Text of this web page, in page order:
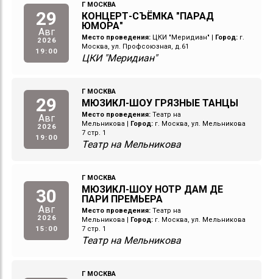
29
Авг
2026
19:00
Г МОСКВА
КОНЦЕРТ-СЪЁМКА "ПАРАД
ЮМОРА"
Место проведения: ЦКИ "Меридиан" Город: г.
Москва, ул. Профсоюзная, д.61
ЦКИ "Меридиан"
29
Авг
2026
19:00
Г МОСКВА
МЮЗИКЛ-ШОУ ГРЯЗНЫЕ ТАНЦЫ
Место проведения: Театр на
Мельникова
Город: г. Москва, ул. Мельникова
7 стр. 1
Театр на Мельникова
30
Авг
2026
15:00
Г МОСКВА
МЮЗИКЛ-ШОУ НОТР ДАМ ДЕ
ПАРИ ПРЕМЬЕРА
Место проведения: Театр на
Мельникова
Город: г. Москва, ул. Мельникова
7 стр. 1
Театр на Мельникова
Г МОСКВА